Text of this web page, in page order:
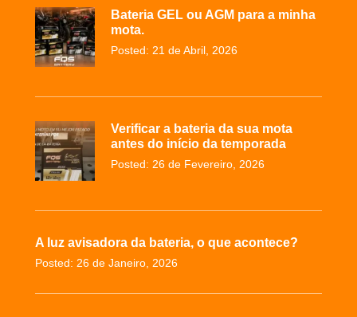
Bateria GEL ou AGM para a minha
mota.
Posted: 21 de Abril, 2026
Verificar a bateria da sua mota
antes do início da temporada
Posted: 26 de Fevereiro, 2026
A luz avisadora da bateria, o que acontece?
Posted: 26 de Janeiro, 2026